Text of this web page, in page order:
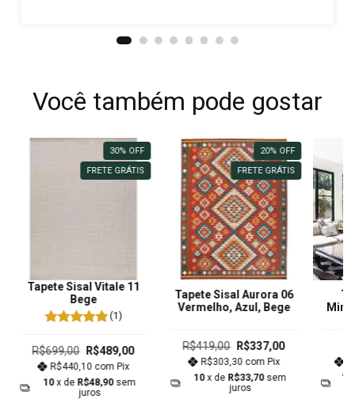
Você também pode gostar
30% OFF
FRETE GRÁTIS
Tapete Sisal Vitale 11
Bege
(1)
R$699,00 R$489,00
R$440,10 com Pix
10 x de R$48,90 sem
juros
20% OFF
FRETE GRÁTIS
Tapete Sisal Aurora 06
Vermelho, Azul, Bege
R$419,00 R$337,00
R$303,30 com Pix
10 x de R$33,70 sem
juros
10